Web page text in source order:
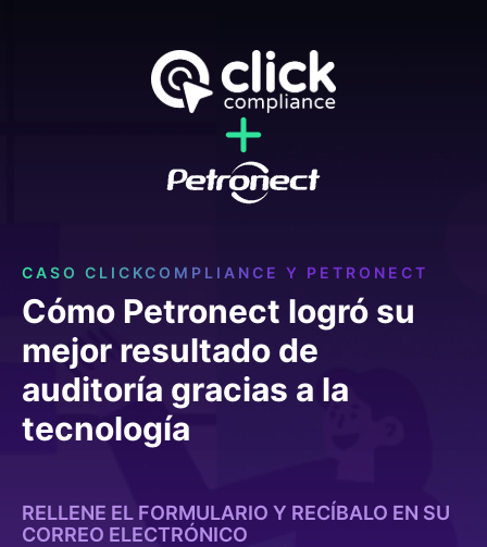
CASO CLICKCOMPLIANCE Y PETRONECT
Cómo Petronect logró su
mejor resultado de
auditoría gracias a la
tecnología
RELLENE EL FORMULARIO Y RECÍBALO EN SU
CORREO ELECTRÓNICO